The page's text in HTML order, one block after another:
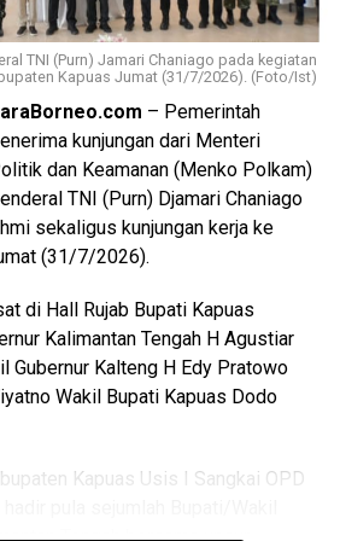
dari dalam tersangka
pintu kemudian masuk
barang dan melanjutkan
diduga menyiramkan sekitar
ke lantai kamar dan barang-
menyalakan korek api yang
empat orang mengalami luka
Len (26) dan Am(25). Selain
berharga ikut hangus terbakar
dan satu unit iPhone 12 Pro Max.
hubungan asmaranya dengan
TNI (Purn) Jamari Chaniago pada kegiatan
Kapuas Jumat (31/7/2026). (Foto/Ist)
– Pemerintah
kunjungan dari Menteri
dan Keamanan (Menko Polkam)
TNI (Purn) Djamari Chaniago
sekaligus kunjungan kerja ke
(31/7/2026).
di Hall Rujab Bupati Kapuas
Kalimantan Tengah H Agustiar
Gubernur Kalteng H Edy Pratowo
Wakil Bupati Kapuas Dodo
Kapuas Usis I Sangkai OPD